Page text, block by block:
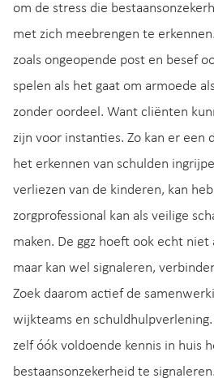
om de stress die
met zich meebrengen te
zoals ongeopende post en besef
spelen als het gaat om armoede
zonder oordeel. Want cliënten
zijn voor instanties. Zo kan er een
het erkennen van schulden
verliezen van de kinderen, kan
zorgprofessional kan als veilige
maken. De ggz hoeft ook echt niet
maar kan wel signaleren,
Zoek daarom actief de
wijkteams en
zelf óók voldoende kennis in huis
bestaansonzekerheid te